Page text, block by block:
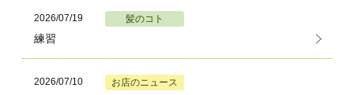
2026/07/19 髪のコト
練習
2026/07/10 お店のニュース